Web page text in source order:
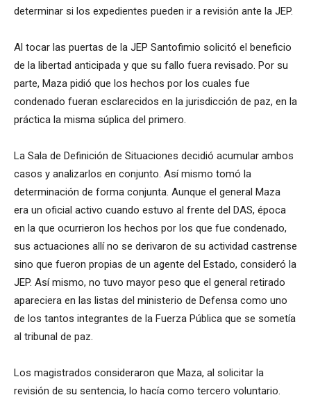
determinar si los expedientes pueden ir a revisión ante la JEP.
Al tocar las puertas de la JEP Santofimio solicitó el beneficio
de la libertad anticipada y que su fallo fuera revisado. Por su
parte, Maza pidió que los hechos por los cuales fue
condenado fueran esclarecidos en la jurisdicción de paz, en la
práctica la misma súplica del primero.
La Sala de Definición de Situaciones decidió acumular ambos
casos y analizarlos en conjunto. Así mismo tomó la
determinación de forma conjunta. Aunque el general Maza
era un oficial activo cuando estuvo al frente del DAS, época
en la que ocurrieron los hechos por los que fue condenado,
sus actuaciones allí no se derivaron de su actividad castrense
sino que fueron propias de un agente del Estado, consideró la
JEP. Así mismo, no tuvo mayor peso que el general retirado
apareciera en las listas del ministerio de Defensa como uno
de los tantos integrantes de la Fuerza Pública que se sometía
al tribunal de paz.
Los magistrados consideraron que Maza, al solicitar la
revisión de su sentencia, lo hacía como tercero voluntario.